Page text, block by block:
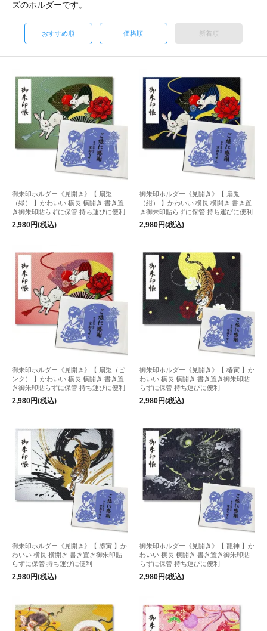
ズのホルダーです。
おすすめ順 価格順 新着順
御朱印ホルダー《見開き》【 扇兎
（緑） 】かわいい 横長 横開き 書き置
き御朱印貼らずに保管 持ち運びに便利
2,980円(税込)
御朱印ホルダー《見開き》【 扇兎
（紺） 】かわいい 横長 横開き 書き置
き御朱印貼らずに保管 持ち運びに便利
2,980円(税込)
御朱印ホルダー《見開き》【 扇兎（ピ
ンク） 】かわいい 横長 横開き 書き置
き御朱印貼らずに保管 持ち運びに便利
2,980円(税込)
御朱印ホルダー《見開き》【 椿寅 】か
わいい 横長 横開き 書き置き御朱印貼
らずに保管 持ち運びに便利
2,980円(税込)
御朱印ホルダー《見開き》【 墨寅 】か
わいい 横長 横開き 書き置き御朱印貼
らずに保管 持ち運びに便利
2,980円(税込)
御朱印ホルダー《見開き》【 龍神 】か
わいい 横長 横開き 書き置き御朱印貼
らずに保管 持ち運びに便利
2,980円(税込)